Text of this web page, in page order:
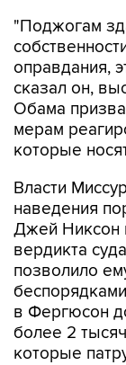
"Поджогам
оправдания,
сказал он,
Обама
мерам
которые
Власти
наведения
Джей Никсон
вердикта
позволило
в Фергюсон
более 2
которые